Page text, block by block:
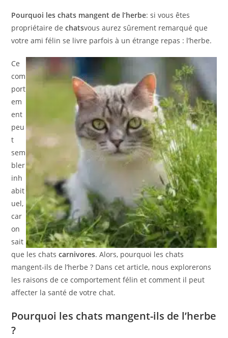
Pourquoi les chats mangent de l’herbe: si vous êtes
propriétaire dechatsvous aurez sûrement remarqué que
votre ami félin se livre parfois à un étrange repas : l’herbe.
Ce
com
port
em
ent
peu
t
sem
bler
inh
abit
uel,
car
on
sait
que les chatscarnivores. Alors, pourquoi les chats
mangent-ils de l’herbe ? Dans cet article, nous explorerons
les raisons de ce comportement félin et comment il peut
affecter la santé de votre chat.
Pourquoi les chats mangent-ils de l’herbe
?